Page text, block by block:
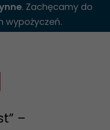
. Zachęcamy do
wypożyczeń.
–